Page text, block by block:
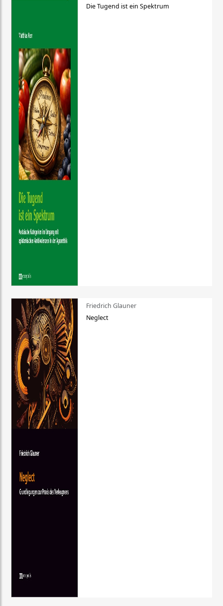
Die Tugend ist ein Spektrum
Friedrich Glauner
Neglect